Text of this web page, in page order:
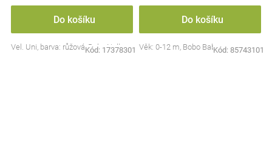
Do košíku
Vel. Uni, barva: růžová, Baby Nellys
Kód: 17378301
Do košíku
Věk: 0-12 m, Bobo BabyKód: 85743101